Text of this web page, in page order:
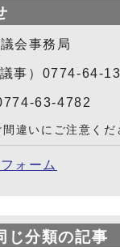
会事務局
事）0774-64-
63-4782
違いにご注意くだ
ォーム
じ分類の記事